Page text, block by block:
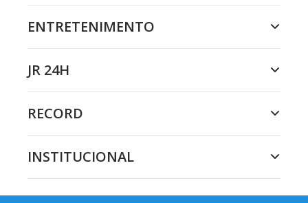
ENTRETENIMENTO
JR 24H
RECORD
INSTITUCIONAL